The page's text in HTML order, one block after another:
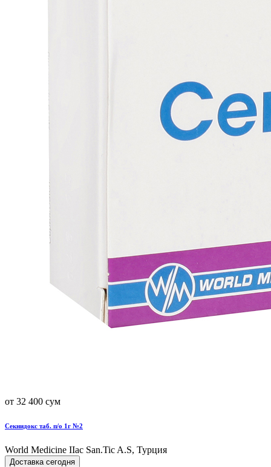
от 32 400 сум
Секнидокс таб. п/о 1г №2
World Мedicine IIac San.Tic A.S, Турция
Доставка сегодня